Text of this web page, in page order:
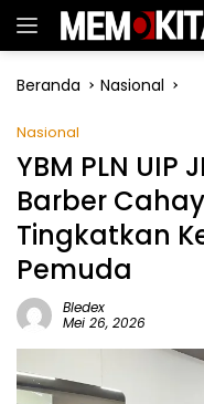
Langsung
Beranda
Nasional
Nasional
YBM PLN UIP
Barber
Tingkatkan
Pemuda
Bledex
Mei 26, 2026